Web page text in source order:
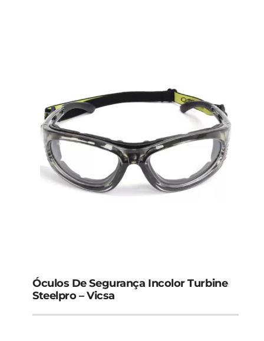
Óculos De Segurança Incolor Turbine
Steelpro – Vicsa